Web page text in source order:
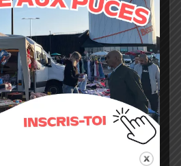
avec style 🎉
nombreux pour la